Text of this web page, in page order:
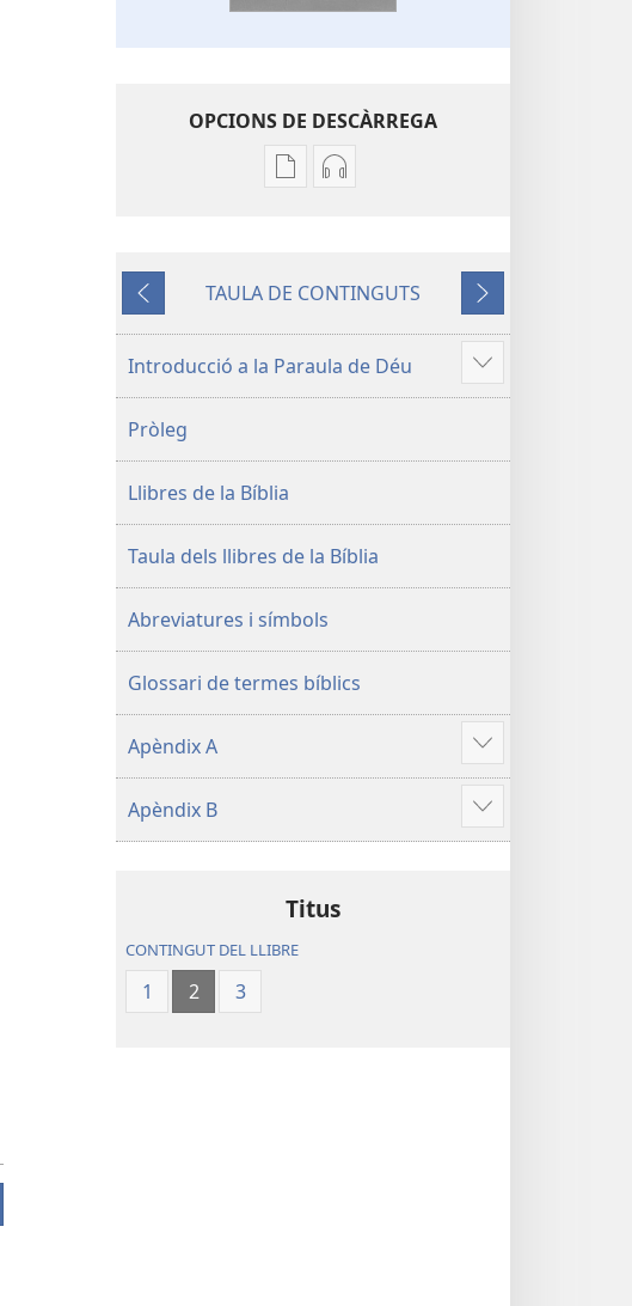
OPCIONS DE DESCÀRREGA
Opcions
la
Bíblia.
Nou
Món
Opcions
La
Traducció
del
Anterior
TAULA DE CONTINGUTS
Següent
Introducció a la Paraula de Déu
Vore'n
més
Pròleg
Llibres de la Bíblia
Taula dels llibres de la Bíblia
Abreviatures i símbols
Glossari de termes bíblics
Apèndix A
Vore'n
més
Apèndix B
Vore'n
més
Titus
CONTINGUT DEL LLIBRE
1 2 3